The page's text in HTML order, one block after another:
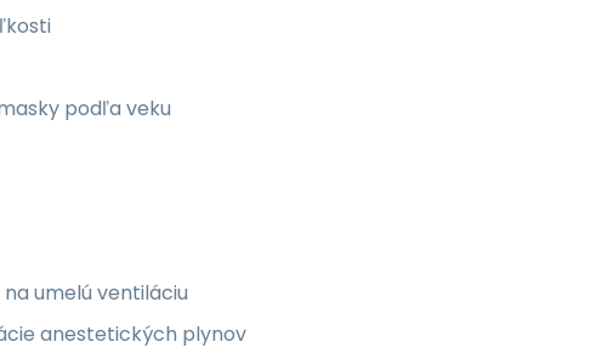
podľa veku
umelú ventiláciu
anestetických plynov